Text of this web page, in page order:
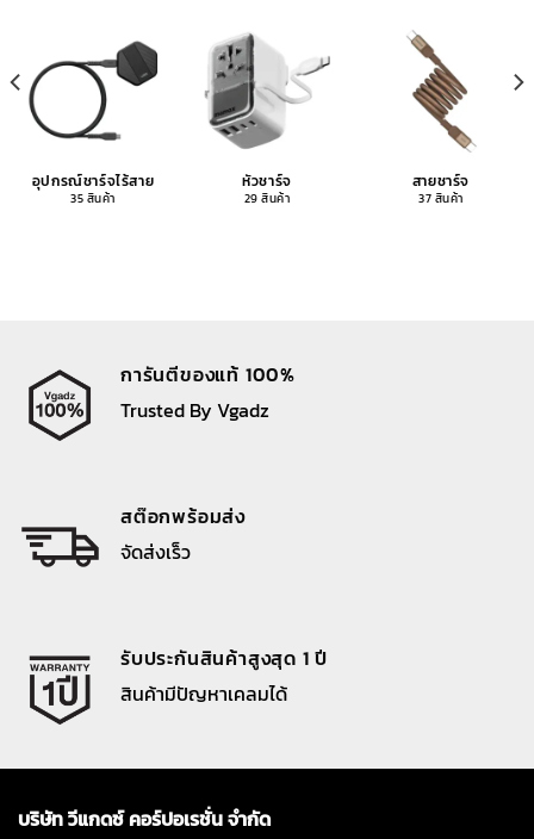
อุปกรณ์ชาร์จไร้สาย
35 สินค้า
หัวชาร์จ
29 สินค้า
สายชาร์จ
37 สินค้า
การันตีของแท้ 100%
Trusted By Vgadz
สต๊อกพร้อมส่ง
จัดส่งเร็ว
รับประกันสินค้าสูงสุด 1 ปี
สินค้ามีปัญหาเคลมได้
บริษัท วีแกดซ์ คอร์ปอเรชั่น จำกัด